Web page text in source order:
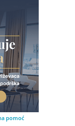
pomoć